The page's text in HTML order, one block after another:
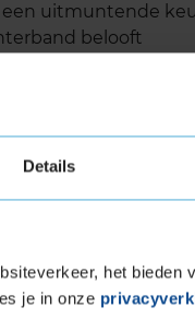
Details
het bieden
je in onze
een uitmuntende
belooft
wat
waaronder
technologie
van de